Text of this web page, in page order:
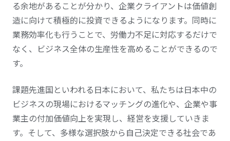
る余地があることが分かり、企業クライアントは価値創
造に向けて積極的に投資できるようになります。同時に
業務効率化も行うことで、労働力不足に対応するだけで
なく、ビジネス全体の生産性を高めることができるので
す。
課題先進国といわれる日本において、私たちは日本中の
ビジネスの現場におけるマッチングの進化や、企業や事
業主の付加価値向上を実現し、経営を支援していきま
す。そして、多様な選択肢から自己決定できる社会であ